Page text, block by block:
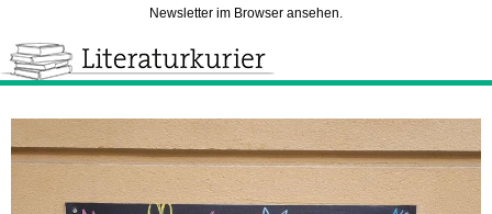
Newsletter im Browser ansehen.